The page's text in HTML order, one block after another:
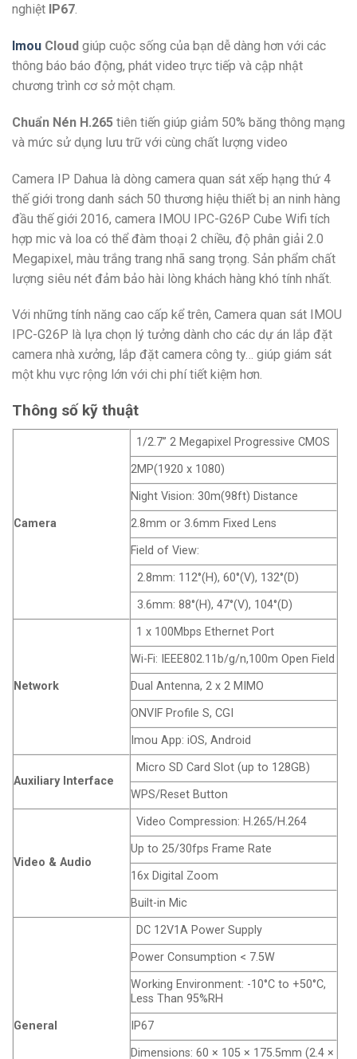
nghiệt IP67.
Imou Cloud giúp cuộc sống của bạn dễ dàng hơn với các
thông báo báo động, phát video trực tiếp và cập nhật
chương trình cơ sở một chạm.
Chuẩn Nén H.265 tiên tiến giúp giảm 50% băng thông mạng
và mức sử dụng lưu trữ với cùng chất lượng video
Camera IP Dahua là dòng camera quan sát xếp hạng thứ 4
thế giới trong danh sách 50 thương hiệu thiết bị an ninh hàng
đầu thế giới 2016, camera IMOU IPC-G26P Cube Wifi tích
hợp mic và loa có thể đàm thoại 2 chiều, độ phân giải 2.0
Megapixel, màu trắng trang nhã sang trọng. Sản phẩm chất
lượng siêu nét đảm bảo hài lòng khách hàng khó tính nhất.
Với những tính năng cao cấp kể trên, Camera quan sát IMOU
IPC-G26P là lựa chọn lý tưởng dành cho các dự án lắp đặt
camera nhà xưởng, lắp đặt camera công ty… giúp giám sát
một khu vực rộng lớn với chi phí tiết kiệm hơn.
Thông số kỹ thuật
Camera
1/2.7” 2 Megapixel Progressive CMOS
2MP(1920 x 1080)
Night Vision: 30m(98ft) Distance
2.8mm or 3.6mm Fixed Lens
Field of View:
2.8mm: 112°(H), 60°(V), 132°(D)
3.6mm: 88°(H), 47°(V), 104°(D)
Network
1 x 100Mbps Ethernet Port
Wi-Fi: IEEE802.11b/g/n,100m Open Field
Dual Antenna, 2 x 2 MIMO
ONVIF Profile S, CGI
Imou App: iOS, Android
Auxiliary Interface
Micro SD Card Slot (up to 128GB)
WPS/Reset Button
Video & Audio
Video Compression: H.265/H.264
Up to 25/30fps Frame Rate
16x Digital Zoom
Built-in Mic
General
DC 12V1A Power Supply
Power Consumption < 7.5W
Working Environment: -10°C to +50°C,
Less Than 95%RH
IP67
Dimensions: 60 × 105 × 175.5mm (2.4 ×